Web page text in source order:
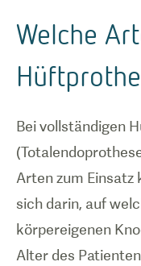
Welche
Bei vollständigen
Arten zum Einsatz
sich darin, auf
körpereigenen
Alter des